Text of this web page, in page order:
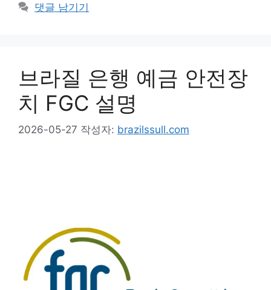
댓글 남기기
브라질 은행 예금 안전장
치 FGC 설명
2026-05-27 작성자: brazilssull.com